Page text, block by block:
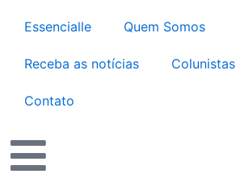
para
conteúdo
Essencialle Quem Somos
Receba as notícias Colunistas
Contato